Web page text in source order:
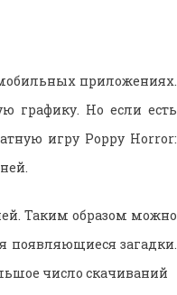
приложениях.
графику. Но если есть
игру Poppy Horror:
Таким образом можно
появляющиеся загадки.
число скачиваний